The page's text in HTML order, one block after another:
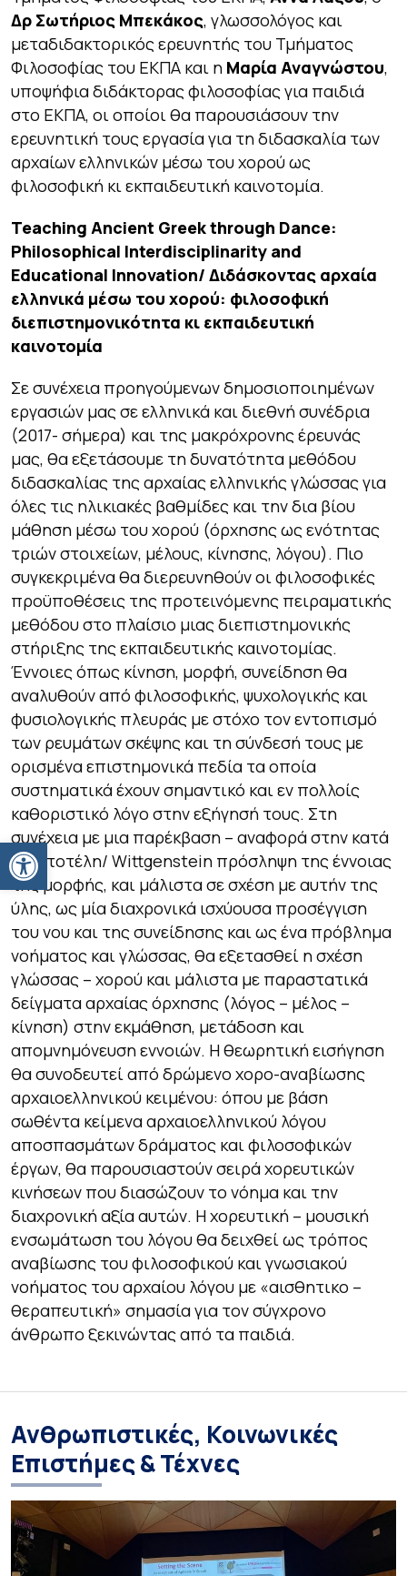
Ανοίξτε τη γραμμή εργαλείων
Δρ Σωτήριος Μπεκάκος, γλωσσολόγος και
μεταδιδακτορικός ερευνητής του Τμήματος
Φιλοσοφίας του ΕΚΠΑ και η Μαρία Αναγνώστου,
υποψήφια διδάκτορας φιλοσοφίας για παιδιά
στο ΕΚΠΑ, οι οποίοι θα παρουσιάσουν την
ερευνητική τους εργασία για τη διδασκαλία των
αρχαίων ελληνικών μέσω του χορού ως
φιλοσοφική κι εκπαιδευτική καινοτομία.
Teaching Ancient Greek through Dance:
Philosophical Interdisciplinarity and
Educational Innovation/ Διδάσκοντας αρχαία
ελληνικά μέσω του χορού: φιλοσοφική
διεπιστημονικότητα κι εκπαιδευτική
καινοτομία
Σε συνέχεια προηγούμενων δημοσιοποιημένων
εργασιών μας σε ελληνικά και διεθνή συνέδρια
(2017- σήμερα) και της μακρόχρονης έρευνάς
μας, θα εξετάσουμε τη δυνατότητα μεθόδου
διδασκαλίας της αρχαίας ελληνικής γλώσσας για
όλες τις ηλικιακές βαθμίδες και την δια βίου
μάθηση μέσω του χορού (όρχησης ως ενότητας
τριών στοιχείων, μέλους, κίνησης, λόγου). Πιο
συγκεκριμένα θα διερευνηθούν οι φιλοσοφικές
προϋποθέσεις της προτεινόμενης πειραματικής
μεθόδου στο πλαίσιο μιας διεπιστημονικής
στήριξης της εκπαιδευτικής καινοτομίας.
Έννοιες όπως κίνηση, μορφή, συνείδηση θα
αναλυθούν από φιλοσοφικής, ψυχολογικής και
φυσιολογικής πλευράς με στόχο τον εντοπισµό
των ρευµάτων σκέψης και τη σύνδεσή τους µε
ορισµένα επιστηµονικά πεδία τα οποία
συστηµατικά έχουν σηµαντικό και εν πολλοίς
καθοριστικό λόγο στην εξήγησή τους. Στη
συνέχεια με μια παρέκβαση – αναφορά στην κατά
Αριστοτέλη/ Wittgenstein πρόσληψη της έννοιας
της μορφής, και μάλιστα σε σχέση με αυτήν της
ύλης, ως μία διαχρονικά ισχύουσα προσέγγιση
του νου και της συνείδησης και ως ένα πρόβλημα
νοήματος και γλώσσας, θα εξετασθεί η σχέση
γλώσσας – χορού και μάλιστα με παραστατικά
δείγματα αρχαίας όρχησης (λόγος – μέλος –
κίνηση) στην εκμάθηση, μετάδοση και
απομνημόνευση εννοιών. Η θεωρητική εισήγηση
θα συνοδευτεί από δρώμενο χορο-αναβίωσης
αρχαιοελληνικού κειμένου: όπου με βάση
σωθέντα κείμενα αρχαιοελληνικού λόγου
αποσπασμάτων δράματος και φιλοσοφικών
έργων, θα παρουσιαστούν σειρά χορευτικών
κινήσεων που διασώζουν το νόημα και την
διαχρονική αξία αυτών. Η χορευτική – μουσική
ενσωμάτωση του λόγου θα δειχθεί ως τρόπος
αναβίωσης του φιλοσοφικού και γνωσιακού
νοήματος του αρχαίου λόγου με «αισθητικο –
θεραπευτική» σημασία για τον σύγχρονο
άνθρωπο ξεκινώντας από τα παιδιά.
Ανθρωπιστικές, Κοινωνικές
Επιστήμες & Τέχνες